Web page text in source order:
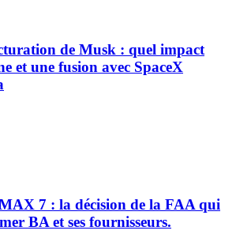
de Musk : quel impact
et une fusion avec SpaceX
7 : la décision de la FAA qui
BA et ses fournisseurs.